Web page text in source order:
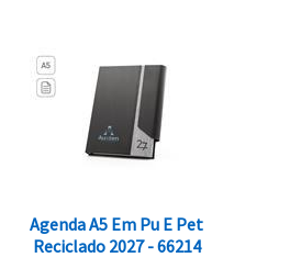
Agenda A5 Em Pu E Pet
Reciclado 2027 - 66214